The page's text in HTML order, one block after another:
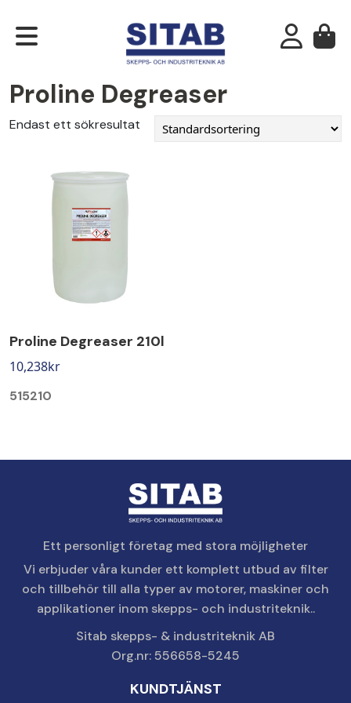
Proline Degreaser
Endast ett sökresultat
Proline Degreaser 210l
10,238kr
515210
Ett personligt företag med stora möjligheter
Vi erbjuder våra kunder ett komplett utbud av filter
och tillbehör till alla typer av motorer, maskiner och
applikationer inom skepps- och industriteknik..
Sitab skepps- & industriteknik AB
Org.nr: 556658-5245
KUNDTJÄNST